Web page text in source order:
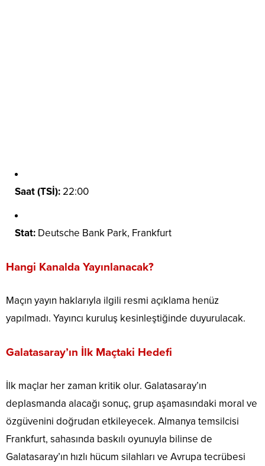
Saat (TSİ): 22:00
Stat: Deutsche Bank Park, Frankfurt
Hangi Kanalda Yayınlanacak?
Maçın yayın haklarıyla ilgili resmi açıklama henüz
yapılmadı. Yayıncı kuruluş kesinleştiğinde duyurulacak.
Galatasaray’ın İlk Maçtaki Hedefi
İlk maçlar her zaman kritik olur. Galatasaray’ın
deplasmanda alacağı sonuç, grup aşamasındaki moral ve
özgüvenini doğrudan etkileyecek. Almanya temsilcisi
Frankfurt, sahasında baskılı oyunuyla bilinse de
Galatasaray’ın hızlı hücum silahları ve Avrupa tecrübesi